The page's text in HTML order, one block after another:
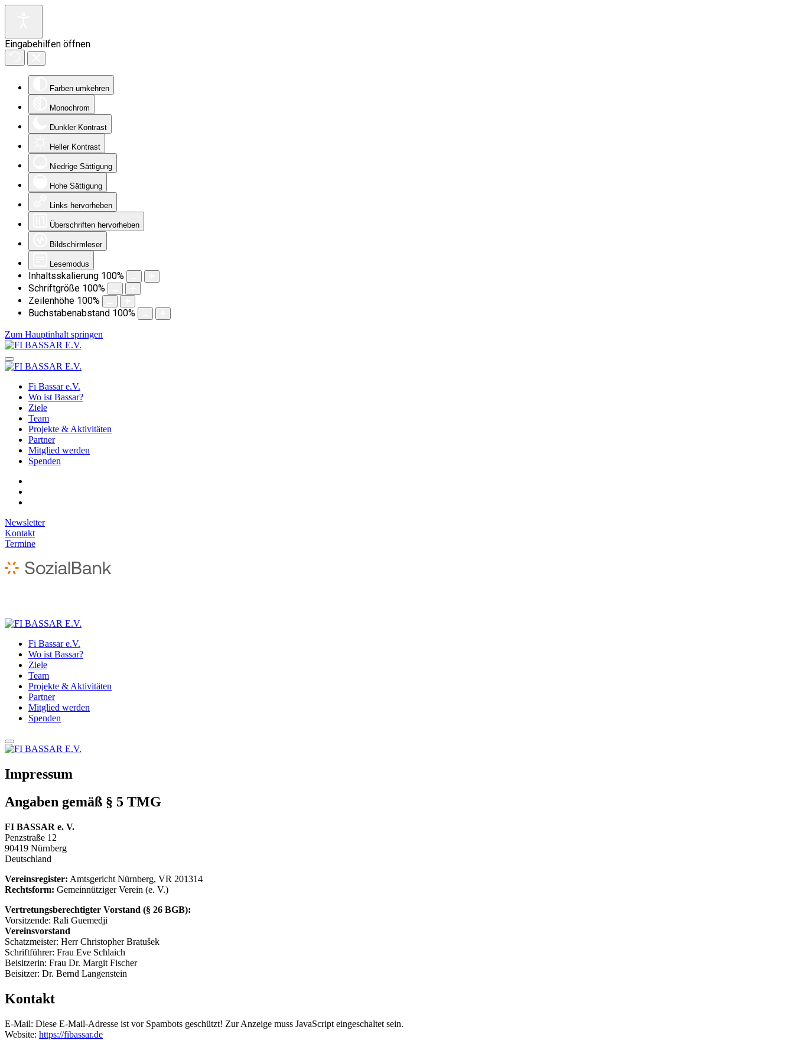
Eingabehilfen öffnen
Farben umkehren
Monochrom
Dunkler Kontrast
Heller Kontrast
Niedrige Sättigung
Hohe Sättigung
Links hervorheben
Überschriften hervorheben
Bildschirmleser
Lesemodus
Inhaltsskalierung 100%
Schriftgröße 100%
Zeilenhöhe 100%
Buchstabenabstand 100%
Zum Hauptinhalt springen
Fi Bassar e.V.
Wo ist Bassar?
Ziele
Team
Projekte & Aktivitäten
Partner
Mitglied werden
Spenden
Newsletter
Kontakt
Termine
Fi Bassar e.V.
Wo ist Bassar?
Ziele
Team
Projekte & Aktivitäten
Partner
Mitglied werden
Spenden
Impressum
Angaben gemäß § 5 TMG
FI BASSAR e. V.
Penzstraße 12
90419 Nürnberg
Deutschland
Vereinsregister: Amtsgericht Nürnberg, VR 201314
Rechtsform: Gemeinnütziger Verein (e. V.)
Vertretungsberechtigter Vorstand (§ 26 BGB):
Vorsitzende: Rali Guemedji
Vereinsvorstand
Schatzmeister: Herr Christopher Bratušek
Schriftführer: Frau Eve Schlaich
Beisitzerin: Frau Dr. Margit Fischer
Beisitzer: Dr. Bernd Langenstein
Kontakt
E-Mail: Diese E-Mail-Adresse ist vor Spambots geschützt! Zur Anzeige muss JavaScript eingeschaltet sein.
Website: https://fibassar.de